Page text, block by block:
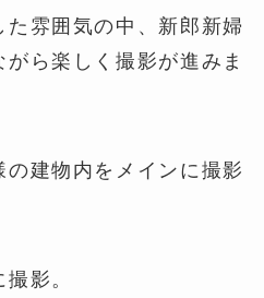
雰囲気の中、新郎新婦
ら楽しく撮影が進みま
建物内をメインに撮影
影。